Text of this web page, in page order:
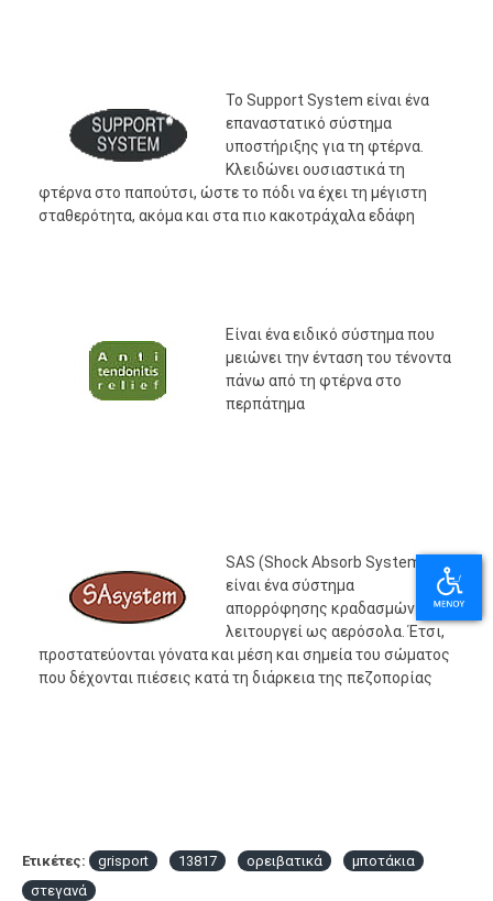
Το Support System είναι ένα
επαναστατικό σύστημα
υποστήριξης για τη φτέρνα.
Κλειδώνει ουσιαστικά τη
φτέρνα στο παπούτσι, ώστε το πόδι να έχει τη μέγιστη
σταθερότητα, ακόμα και στα πιο κακοτράχαλα εδάφη
Είναι ένα ειδικό σύστημα που
μειώνει την ένταση του τένοντα
πάνω από τη φτέρνα στο
περπάτημα
SAS (Shock Absorb System):
είναι ένα σύστημα
απορρόφησης κραδασμών που
λειτουργεί ως αερόσολα. Έτσι,
προστατεύονται γόνατα και μέση και σημεία του σώματος
που δέχονται πιέσεις κατά τη διάρκεια της πεζοπορίας
Ετικέτες: grisport 13817 ορειβατικά
μποτάκια
στεγανά